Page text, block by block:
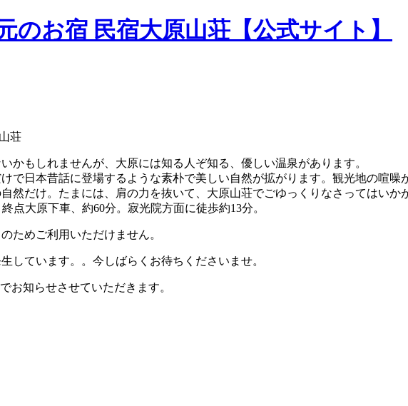
のお宿 民宿大原山荘【公式サイト】
荘
かもしれませんが、大原には知る人ぞ知る、優しい温泉があります。
で日本昔話に登場するような素朴で美しい自然が拡がります。観光地の喧噪
然だけ。たまには、肩の力を抜いて、大原山荘でごゆっくりなさってはいか
点大原下車、約60分。寂光院方面に徒歩約13分。
ためご利用いただけません。
しています。。今しばらくお待ちくださいませ。
お知らせさせていただきます。